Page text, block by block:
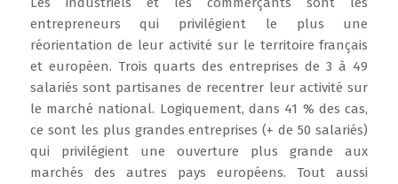
entrepreneurs qui privilégient le plus une
réorientation de leur activité sur le territoire français
et européen. Trois quarts des entreprises de 3 à 49
salariés sont partisanes de recentrer leur activité sur
le marché national. Logiquement, dans 41 % des cas,
ce sont les plus grandes entreprises (+ de 50 salariés)
qui privilégient une ouverture plus grande aux
marchés des autres pays européens. Tout aussi